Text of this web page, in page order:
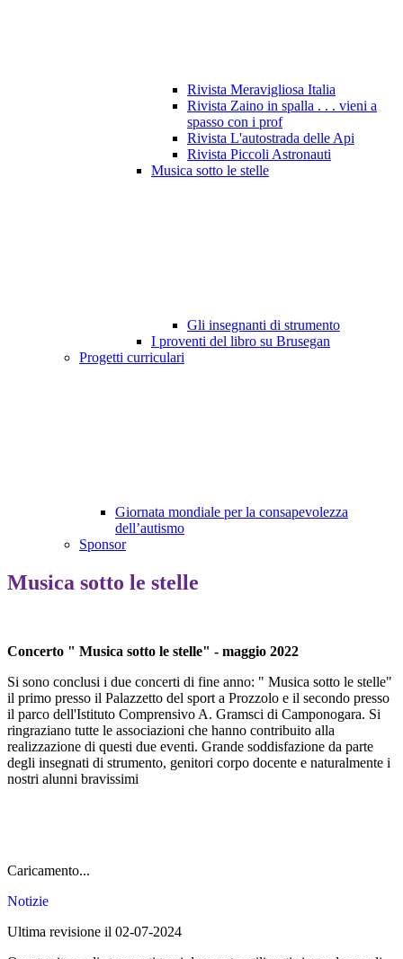
Rivista Meravigliosa Italia
Rivista Zaino in spalla . . . vieni a
spasso con i prof
Rivista L'autostrada delle Api
Rivista Piccoli Astronauti
Musica sotto le stelle
Gli insegnanti di strumento
I proventi del libro su Brusegan
Progetti curriculari
Giornata mondiale per la consapevolezza
dell’autismo
Sponsor
Musica sotto le stelle
Concerto " Musica sotto le stelle" - maggio 2022
Si sono conclusi i due concerti di fine anno: " Musica sotto le stelle"
il primo presso il Palazzetto del sport a Prozzolo e il secondo presso
il parco dell'Istituto Comprensivo A. Gramsci di Camponogara. Si
ringraziano tutte le associazioni che hanno contribuito alla
realizzazione di questi due eventi. Grande soddisfazione da parte
degli insegnati di strumento, genitori corpo docente e naturalmente i
nostri alunni bravissimi
Caricamento...
Notizie
Ultima revisione il 02-07-2024